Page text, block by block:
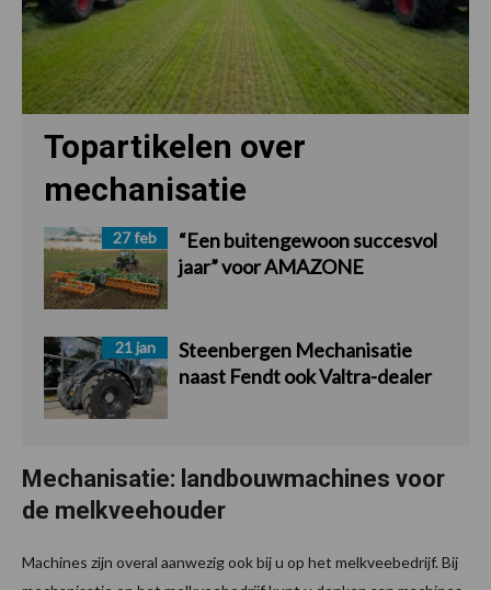
Topartikelen over
mechanisatie
27 feb
“Een buitengewoon succesvol
jaar” voor AMAZONE
21 jan
Steenbergen Mechanisatie
naast Fendt ook Valtra-dealer
Mechanisatie: landbouwmachines voor
de melkveehouder
Machines zijn overal aanwezig ook bij u op het melkveebedrijf. Bij